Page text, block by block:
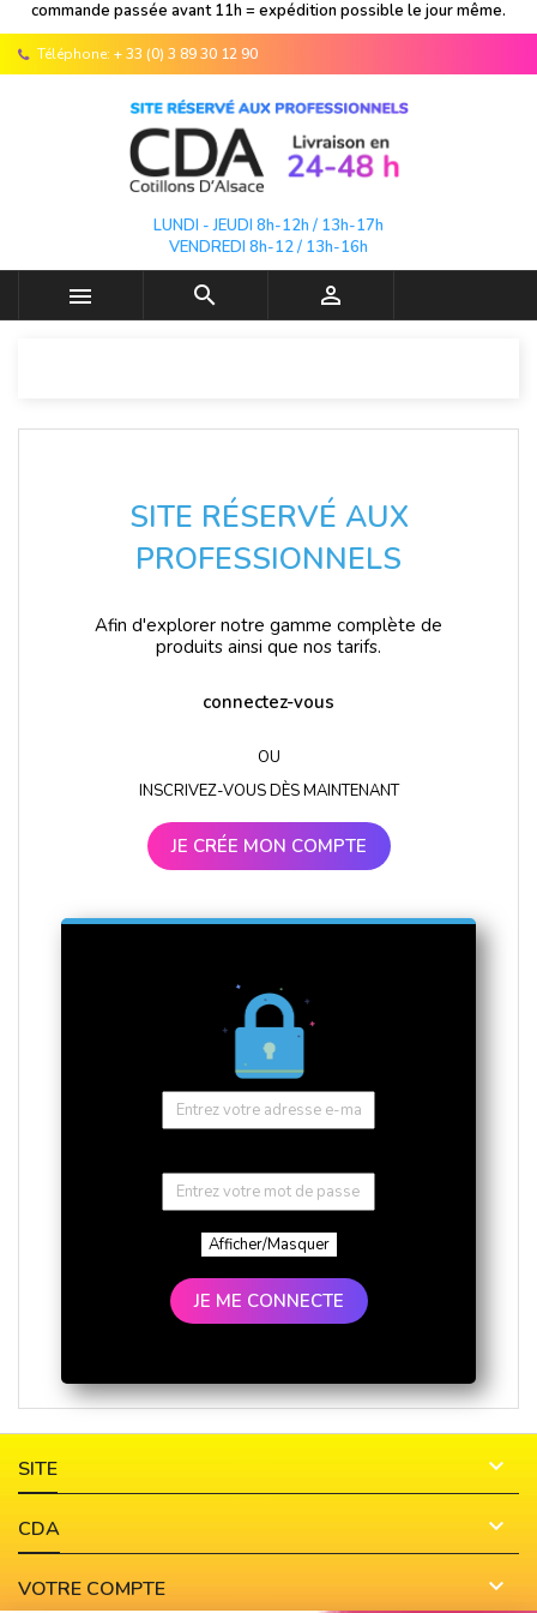
commande passée avant 11h = expédition possible le jour même.
Téléphone: + 33 (0) 3 89 30 12 90
LUNDI - JEUDI 8h-12h / 13h-17h
VENDREDI 8h-12 / 13h-16h
  
SITE RÉSERVÉ AUX
PROFESSIONNELS
Afin d'explorer notre gamme complète de
produits ainsi que nos tarifs.
connectez-vous
OU
INSCRIVEZ-VOUS DÈS MAINTENANT
JE CRÉE MON COMPTE
Afficher/Masquer
JE ME CONNECTE
SITE 
CDA 
VOTRE COMPTE 